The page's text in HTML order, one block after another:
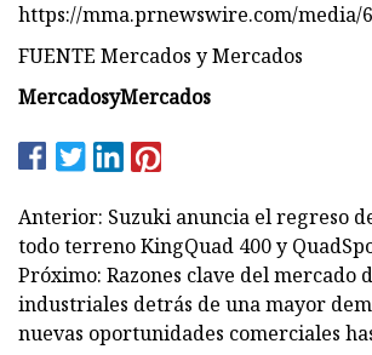
https://mma.prnewswire.com/media/
FUENTE Mercados y Mercados
MercadosyMercados
Anterior: Suzuki anuncia el regreso
todo terreno KingQuad 400 y
Próximo: Razones clave del mercado
industriales detrás de una mayor
nuevas oportunidades comerciales